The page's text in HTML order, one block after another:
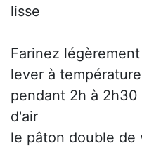
lisse
Farinez
lever à
pendant 2h à
d'air
le pâton double de